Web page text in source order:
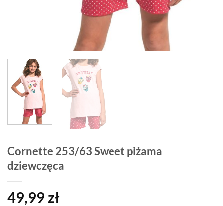
Cornette 253/63 Sweet piżama
dziewczęca
49,99 zł